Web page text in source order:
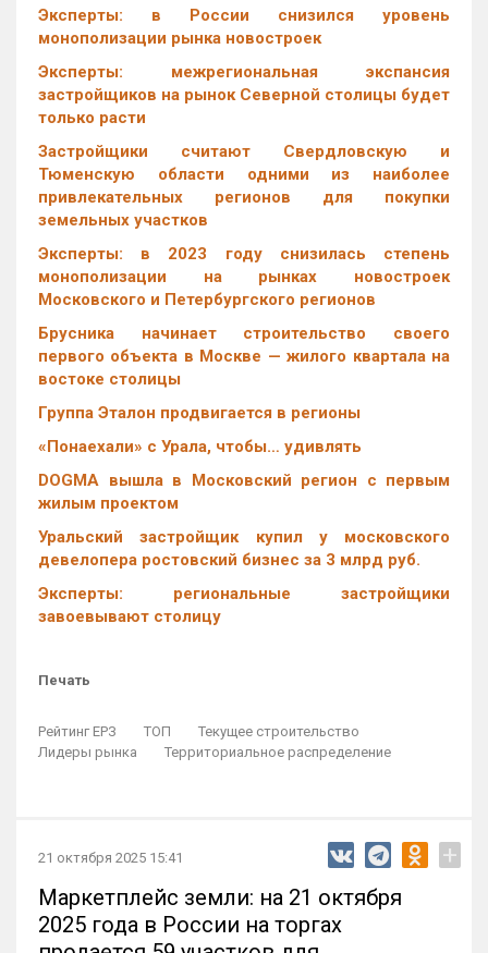
Эксперты: в России снизился уровень
монополизации рынка новостроек
Эксперты: межрегиональная экспансия
застройщиков на рынок Северной столицы будет
только расти
Застройщики считают Свердловскую и
Тюменскую области одними из наиболее
привлекательных регионов для покупки
земельных участков
Эксперты: в 2023 году снизилась степень
монополизации на рынках новостроек
Московского и Петербургского регионов
Брусника начинает строительство своего
первого объекта в Москве — жилого квартала на
востоке столицы
Группа Эталон продвигается в регионы
«Понаехали» с Урала, чтобы… удивлять
DOGMA вышла в Московский регион с первым
жилым проектом
Уральский застройщик купил у московского
девелопера ростовский бизнес за 3 млрд руб.
Эксперты: региональные застройщики
завоевывают столицу
Печать
Рейтинг ЕРЗ ТОП
Текущее строительство
Лидеры рынка
Территориальное распределение
21 октября 2025 15:41 +
Маркетплейс земли: на 21 октября
2025 года в России на торгах